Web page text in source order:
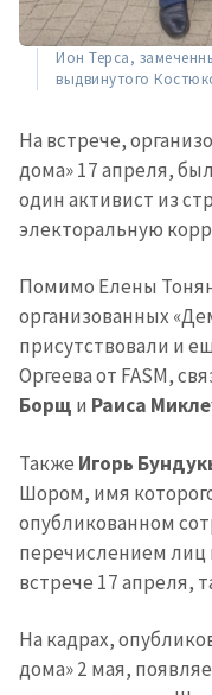
Ион Терса,
выдвинутого
На встрече,
дома» 17 апреля,
один активист из
электоральную
Помимо Елены
организованных
присутствовали и
Оргеева от FASM,
Борщ и Раиса
Также Игорь
Шором, имя
опубликованном
перечислением лиц
встрече 17 апреля,
На кадрах,
дома» 2 мая,
КОНТАКТНЫЙ
Имя +
+
+
Я
с